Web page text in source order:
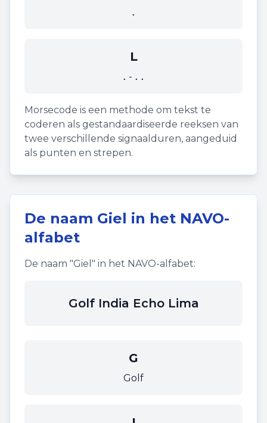
.
L
.-..
Morsecode is een methode om tekst te
coderen als gestandaardiseerde reeksen van
twee verschillende signaalduren, aangeduid
als punten en strepen.
De naam Giel in het NAVO-
alfabet
De naam "Giel " in het NAVO-alfabet:
Golf India Echo Lima
G
Golf